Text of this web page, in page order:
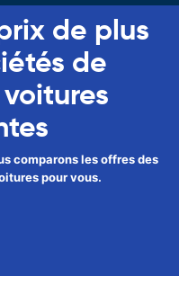
de plus
de
comparons les offres des
pour vous.